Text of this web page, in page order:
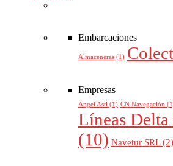
Embarcaciones
Almaceneras (1)
Empresas
Angel Asti (1) CN Navegación
Líneas
(10) Navetur SRL(2)